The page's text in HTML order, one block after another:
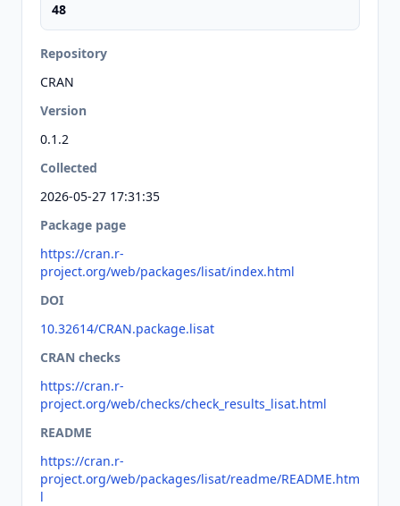
48
Repository
CRAN
Version
0.1.2
Collected
2026-05-27 17:31:35
Package page
https://cran.r-
project.org/web/packages/lisat/index.html
DOI
10.32614/CRAN.package.lisat
CRAN checks
https://cran.r-
project.org/web/checks/check_results_lisat.html
README
https://cran.r-
project.org/web/packages/lisat/readme/README.htm
l